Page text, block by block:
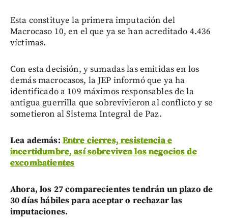
Esta constituye la primera imputación del
Macrocaso 10, en el que ya se han acreditado 4.436
víctimas.
Con esta decisión, y sumadas las emitidas en los
demás macrocasos, la JEP informó que ya ha
identificado a 109 máximos responsables de la
antigua guerrilla que sobrevivieron al conflicto y se
sometieron al Sistema Integral de Paz.
Lea además: Entre cierres, resistencia e
incertidumbre, así sobreviven los negocios de
excombatientes
Ahora, los 27 comparecientes tendrán un plazo de
30 días hábiles para aceptar o rechazar las
imputaciones.